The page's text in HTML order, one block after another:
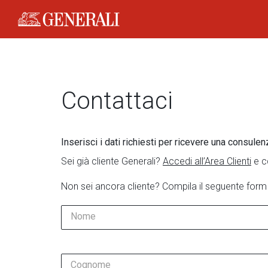
Generali Logo
Contattaci
Inserisci i dati richiesti per ricevere una
Sei già cliente Generali? Accedi all’Area Clienti e
Non sei ancora cliente? Compila il seguente form
Nome
Cognome